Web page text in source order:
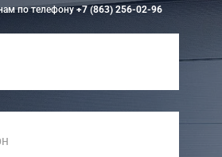
по телефону+7 (863) 256-02-96